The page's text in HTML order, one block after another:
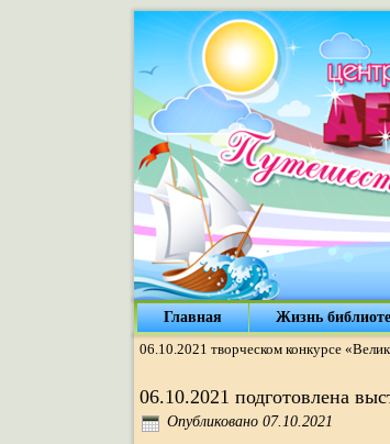
Главная Жизнь
06.10.2021 творческом конкурсе
06.10.2021 подготовлена
Опубликовано 07.10.2021